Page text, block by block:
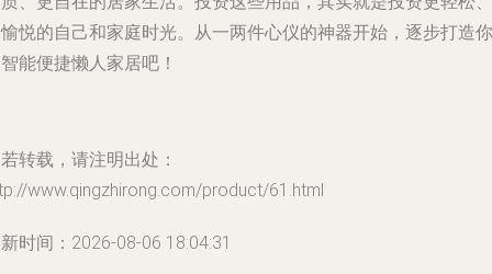
悦的自己和家庭时光。从一两件心仪的神器开始，逐步打造你
能便捷懒人家居吧！
转载，请注明出处：
www.qingzhirong.com/product/61.html
时间：2026-08-06 18:04:31